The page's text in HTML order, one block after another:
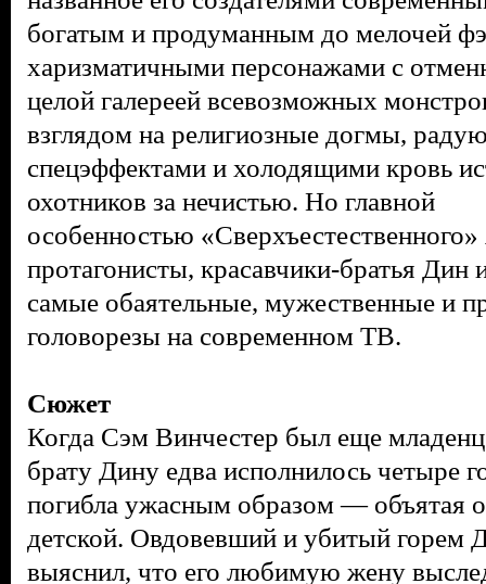
богатым и продуманным до мелочей
харизматичными персонажами с
целой галереей всевозможных
взглядом на религиозные догмы,
спецэффектами и холодящими кровь
охотников за нечистью. Но главной
особенностью «Сверхъестественного»
протагонисты, красавчики-братья
самые обаятельные, мужественные и
головорезы на современном ТВ.
Сюжет
Когда Сэм Винчестер был еще
брату Дину едва исполнилось четыре
погибла ужасным образом — объятая
детской. Овдовевший и убитый горем
выяснил, что его любимую жену